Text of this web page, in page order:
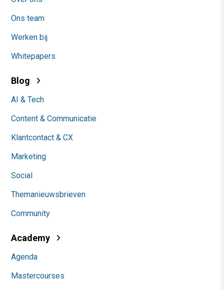
Ons team
Werken bij
Whitepapers
Blog
AI & Tech
Content & Communicatie
Klantcontact & CX
Marketing
Social
Themanieuwsbrieven
Community
Academy
Agenda
Mastercourses